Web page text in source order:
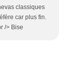
classiques
car plus fin.
/> Bise